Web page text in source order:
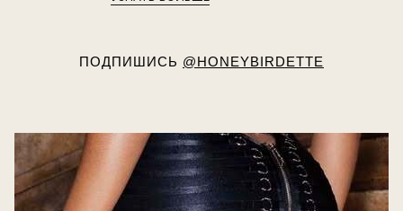
ПОДПИШИСЬ @HONEYBIRDETTE